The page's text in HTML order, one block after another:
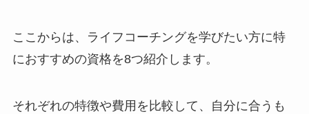
ここからは、ライフコーチングを学びたい方に特
におすすめの資格を8つ紹介します。
それぞれの特徴や費用を比較して、自分に合うも